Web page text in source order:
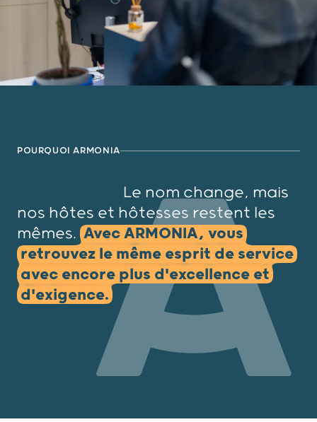
POURQUOI ARMONIA
Le nom change, mais
nos hôtes et hôtesses restent les
mêmes. Avec ARMONIA, vous
retrouvez le même esprit de service
avec encore plus d'excellence et
d'exigence.